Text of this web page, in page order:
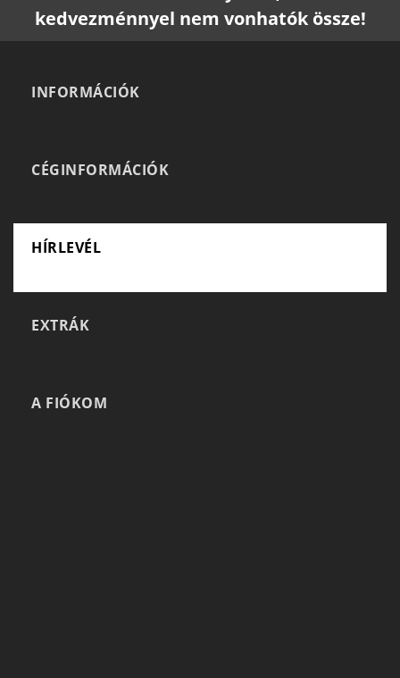
kedvezménnyel nem vonhatók össze!
INFORMÁCIÓK
CÉGINFORMÁCIÓK
HÍRLEVÉL
EXTRÁK
A FIÓKOM